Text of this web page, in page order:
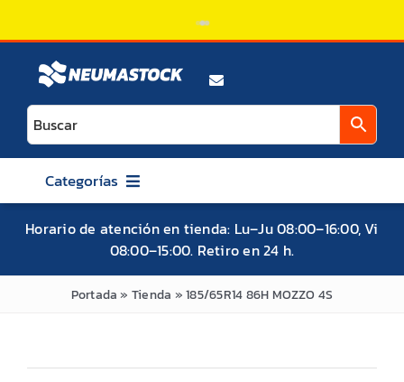
Saltar
contenido
Categorías
AUTO
CAMIONETA / SUV / 4X4
ATV / UTV / SXS
BICICLETA
Horario de atención en tienda: Lu–Ju 08:00–16:00, Vi
08:00–15:00. Retiro en 24 h.
Portada» Tienda »185/65R14 86H MOZZO 4S